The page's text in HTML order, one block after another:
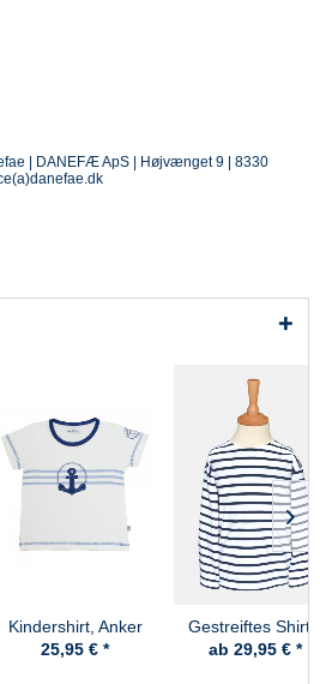
| DANEFÆ ApS | Højvænget 9 | 8330
Kindershirt, Anker
25,95 € *
Gestreiftes Shirt -
Kinder -
ab 29,95 € *